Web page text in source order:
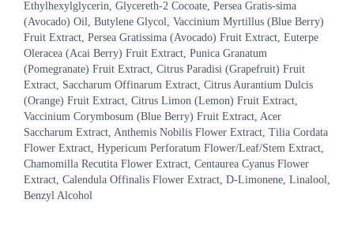
Ethylhexylglycerin, Glycereth-2 Cocoate, Persea Gratis-sima
(Avocado) Oil, Butylene Glycol, Vaccinium Myrtillus (Blue Berry)
Fruit Extract, Persea Gratissima (Avocado) Fruit Extract, Euterpe
Oleracea (Acai Berry) Fruit Extract, Punica Granatum
(Pomegranate) Fruit Extract, Citrus Paradisi (Grapefruit) Fruit
Extract, Saccharum Offinarum Extract, Citrus Aurantium Dulcis
(Orange) Fruit Extract, Citrus Limon (Lemon) Fruit Extract,
Vaccinium Corymbosum (Blue Berry) Fruit Extract, Acer
Saccharum Extract, Anthemis Nobilis Flower Extract, Tilia Cordata
Flower Extract, Hypericum Perforatum Flower/Leaf/Stem Extract,
Chamomilla Recutita Flower Extract, Centaurea Cyanus Flower
Extract, Calendula Offinalis Flower Extract, D-Limonene, Linalool,
Benzyl Alcohol